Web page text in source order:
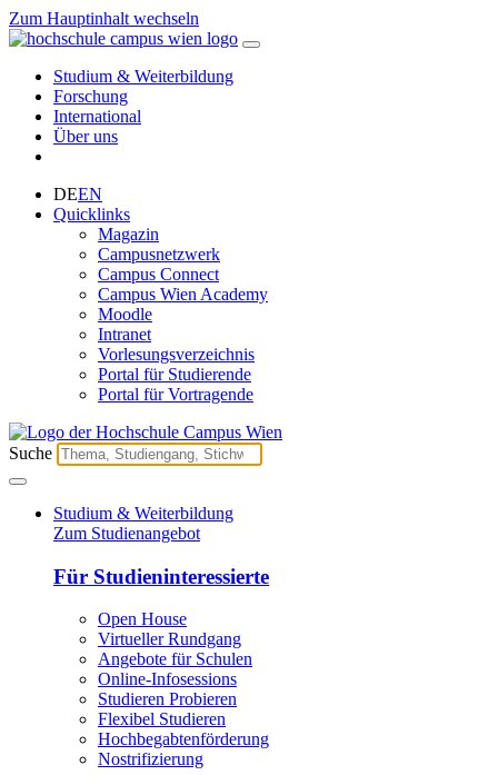
Zum Hauptinhalt wechseln
Studium & Weiterbildung
Forschung
International
Über uns
DEEN
Quicklinks
Magazin
Campusnetzwerk
Campus Connect
Campus Wien Academy
Moodle
Intranet
Vorlesungsverzeichnis
Portal für Studierende
Portal für Vortragende
Suche
Studium & Weiterbildung
Zum Studienangebot
Für Studieninteressierte
Open House
Virtueller Rundgang
Angebote für Schulen
Online-Infosessions
Studieren Probieren
Flexibel Studieren
Hochbegabtenförderung
Nostrifizierung